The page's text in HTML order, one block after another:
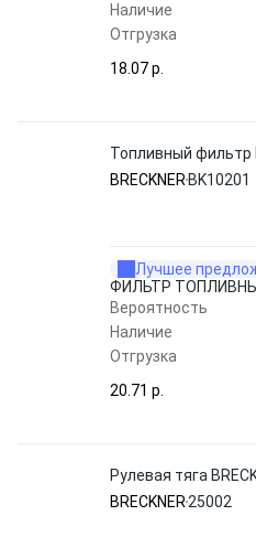
Наличие
Отгрузка
18.07 p.
Топливный фильтр
BRECKNER BK10201
Лучшее
ФИЛЬТР ТОПЛИВНЫЙ
Вероятность
Наличие
Отгрузка
20.71 p.
Рулевая тяга
BRECKNER 25002